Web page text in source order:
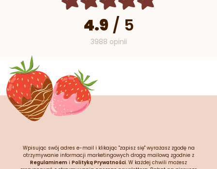
4.9 / 5
3988 opinii
Wpisując swój adres e-mail i klikając "zapisz się" wyrażasz zgodę na
otrzymywanie informacji marketingowych drogą mailową zgodnie z
Regulaminem i Polityką Prywatności. W każdej chwili możesz